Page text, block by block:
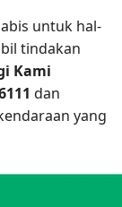
untuk hal-
tindakan
Kami
dan
yang